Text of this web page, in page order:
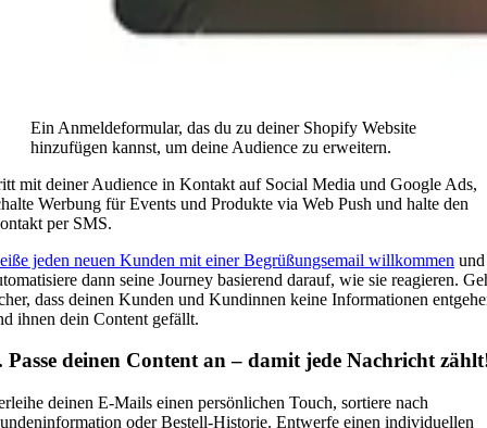
Ein Anmeldeformular, das du zu deiner Shopify Website
hinzufügen kannst, um deine Audience zu erweitern.
mit deiner Audience in Kontakt auf Social Media und Google Ads,
Werbung für Events und Produkte via Web Push und halte den
per SMS.
jeden neuen Kunden mit einer Begrüßungsemail willkommen und
dann seine Journey basierend darauf, wie sie reagieren.
dass deinen Kunden und Kundinnen keine Informationen
ihnen dein Content gefällt.
Passe deinen Content an – damit jede Nachricht
deinen E-Mails einen persönlichen Touch, sortiere nach
oder Bestell-Historie. Entwerfe einen individuellen